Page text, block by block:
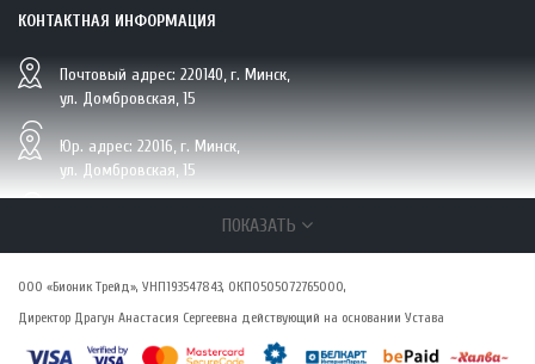
BIO Кокосовая вода тетрапак 330 мл Vietcoco 112878..
5.23 руб.
КОНТАКТНАЯ ИНФОРМАЦИЯ
Почтовый адрес: 220140, г. Минск,
ул. Домбровская, 15
Юр. адрес: 22016, г. Минск,
ул. Домбровская, 15
+375 (29/33/25) 6 270 870, г. Минск,
zakaz@vsepolezno.by
ПОКАЗАТЬ
ООО «Бионик Трейд», УНП193547843, ОКПО505072765000,
Директор Драгун Анастасия Сергеевна действующий на основании Устава